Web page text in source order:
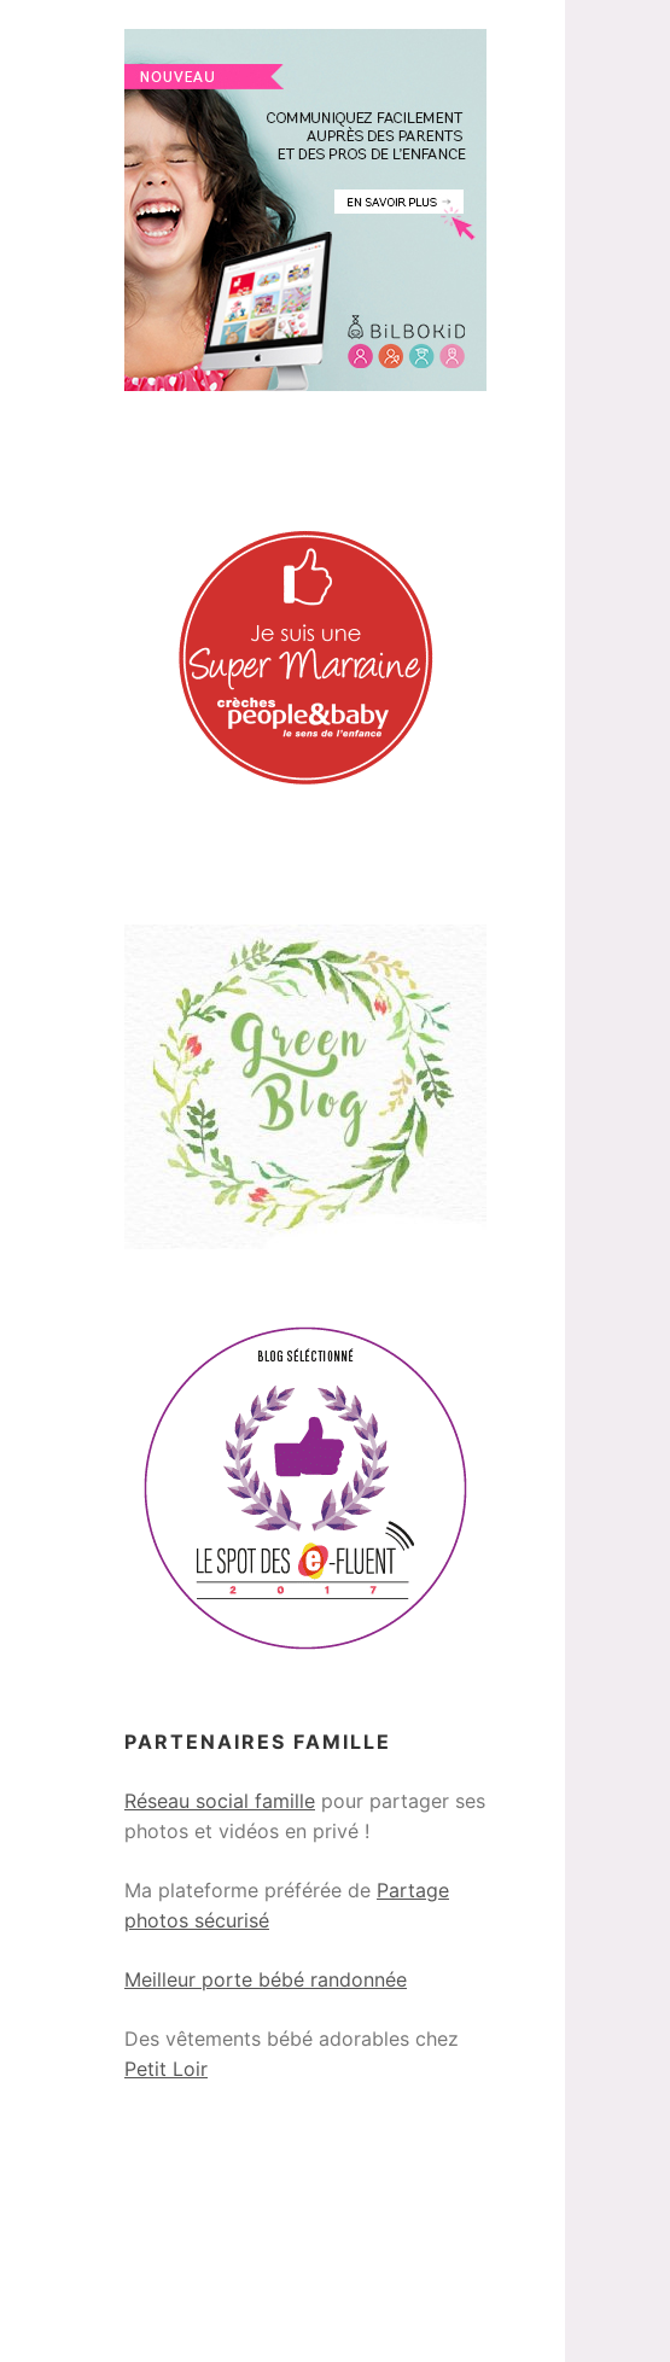
PARTENAIRES FAMILLE
Réseau social famille pour partager ses
photos et vidéos en privé !
Ma plateforme préférée de Partage
photos sécurisé
Meilleur porte bébé randonnée
Des vêtements bébé adorables chez
Petit Loir